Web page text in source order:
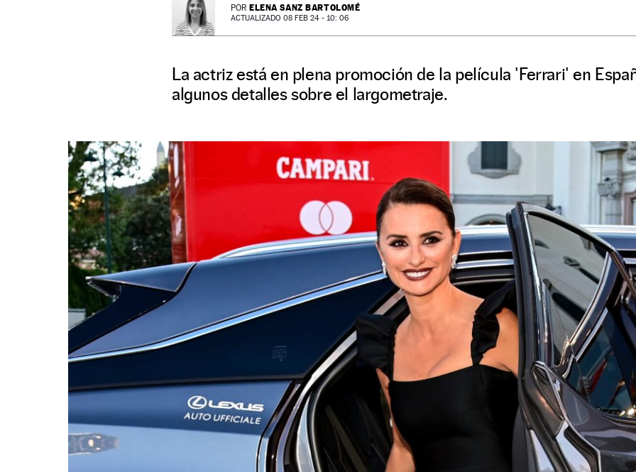
POR ELENA SANZ BARTOLOMÉ
ACTUALIZADO 08 FEB 24 - 10: 06
La actriz está en plena promoción de la película 'Ferrari' en
algunos detalles sobre el largometraje.